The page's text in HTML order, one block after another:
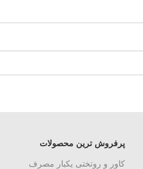
پرفروش ترین محصولات
کاور و روتختی یکبار مصرف